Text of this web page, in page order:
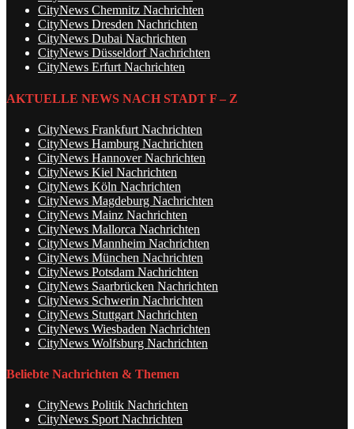
CityNews Chemnitz Nachrichten
CityNews Dresden Nachrichten
CityNews Dubai Nachrichten
CityNews Düsseldorf Nachrichten
CityNews Erfurt Nachrichten
AKTUELLE NEWS NACH STADT F – Z
CityNews Frankfurt Nachrichten
CityNews Hamburg Nachrichten
CityNews Hannover Nachrichten
CityNews Kiel Nachrichten
CityNews Köln Nachrichten
CityNews Magdeburg Nachrichten
CityNews Mainz Nachrichten
CityNews Mallorca Nachrichten
CityNews Mannheim Nachrichten
CityNews München Nachrichten
CityNews Potsdam Nachrichten
CityNews Saarbrücken Nachrichten
CityNews Schwerin Nachrichten
CityNews Stuttgart Nachrichten
CityNews Wiesbaden Nachrichten
CityNews Wolfsburg Nachrichten
Beliebte Nachrichten & Themen
CityNews Politik Nachrichten
CityNews Sport Nachrichten